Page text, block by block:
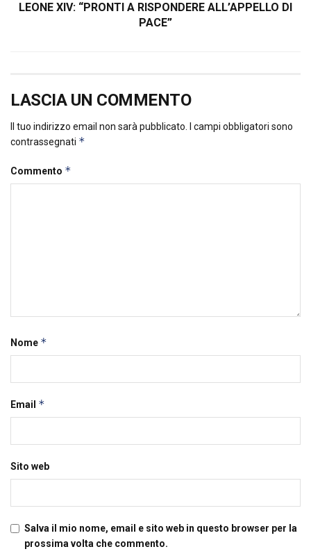
LEONE XIV: “PRONTI A RISPONDERE ALL’APPELLO DI
PACE”
LASCIA UN COMMENTO
Il tuo indirizzo email non sarà pubblicato.
I campi obbligatori sono
contrassegnati *
Commento *
Nome *
Email *
Sito web
Salva il mio nome, email e sito web in questo browser per la
prossima volta che commento.